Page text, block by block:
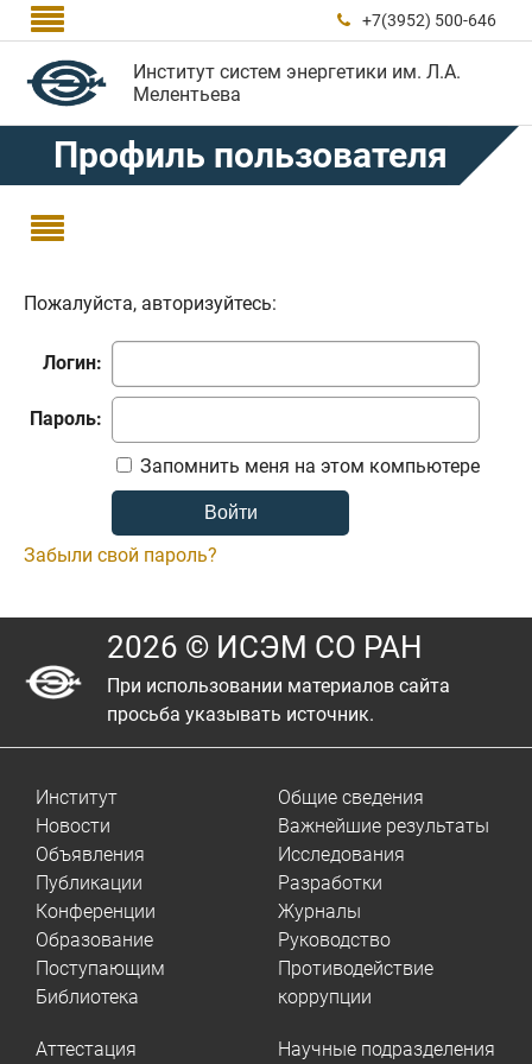
  +7(3952) 500-646
Институт систем энергетики им. Л.А.
Мелентьева
Профиль пользователя

Пожалуйста, авторизуйтесь:
Логин:
Пароль:
Запомнить меня на этом компьютере
Забыли свой пароль?
2026 © ИСЭМ СО РАН
При использовании материалов сайта
просьба указывать источник.
Институт
Новости
Объявления
Публикации
Конференции
Образование
Поступающим
Библиотека
Общие сведения
Важнейшие результаты
Исследования
Разработки
Журналы
Руководство
Противодействие
коррупции
Аттестация Научные подразделения